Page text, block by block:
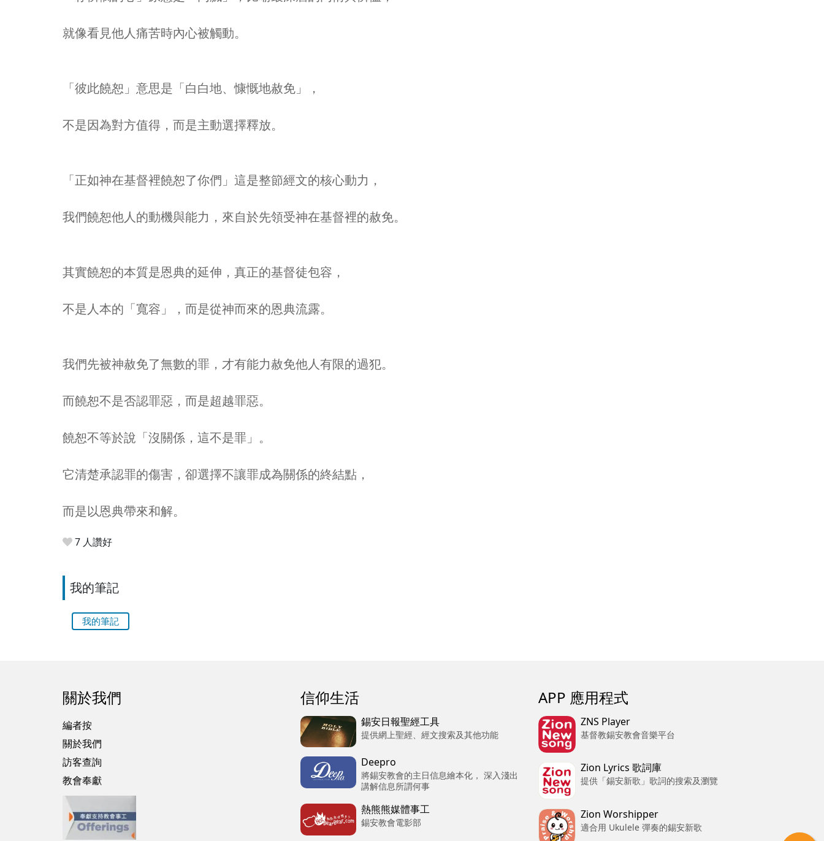
就像看見他人痛苦時內心被觸動。
「彼此饒恕」意思是「白白地、慷慨地赦免」，
不是因為對方值得，而是主動選擇釋放。
「正如神在基督裡饒恕了你們」這是整節經文的核心動力，
我們饒恕他人的動機與能力，來自於先領受神在基督裡的赦免。
其實饒恕的本質是恩典的延伸，真正的基督徒包容，
不是人本的「寬容」，而是從神而來的恩典流露。
我們先被神赦免了無數的罪，才有能力赦免他人有限的過犯。
而饒恕不是否認罪惡，而是超越罪惡。
饒恕不等於說「沒關係，這不是罪」。
它清楚承認罪的傷害，卻選擇不讓罪成為關係的終結點，
而是以恩典帶來和解。
7 人讚好
我的筆記
我的筆記
關於我們
編者按
關於我們
訪客查詢
教會奉獻
信仰生活
錫安日報聖經工具
提供網上聖經、經文搜索及其他功能
Deepro
將錫安教會的主日信息繪本化， 深入淺出
講解信息所謂何事
熱熊熊媒體事工
錫安教會電影部
APP 應用程式
ZNS Player
基督教錫安教會音樂平台
Zion Lyrics 歌詞庫
提供「錫安新歌」歌詞的搜索及瀏覽
Zion Worshipper
適合用 Ukulele 彈奏的錫安新歌